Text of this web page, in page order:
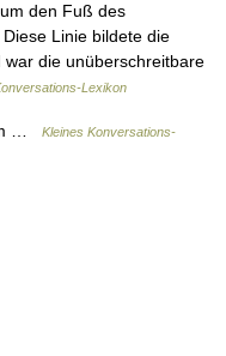
den Fuß des
Linie bildete die
die unüberschreitbare
Lexikon
…
Kleines Konversations-